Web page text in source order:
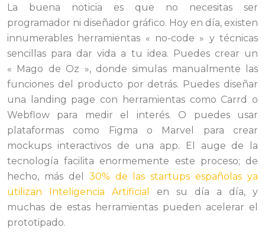
La buena noticia es que no necesitas ser
programador ni diseñador gráfico. Hoy en día, existen
innumerables herramientas « no-code » y técnicas
sencillas para dar vida a tu idea. Puedes crear un
« Mago de Oz », donde simulas manualmente las
funciones del producto por detrás. Puedes diseñar
una landing page con herramientas como Carrd o
Webflow para medir el interés. O puedes usar
plataformas como Figma o Marvel para crear
mockups interactivos de una app. El auge de la
tecnología facilita enormemente este proceso; de
hecho, más del 30% de las startups españolas ya
utilizan Inteligencia Artificial
en su día a día, y
muchas de estas herramientas pueden acelerar el
prototipado.